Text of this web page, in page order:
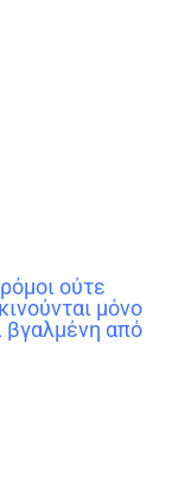
ούτε
μόνο
βγαλμένη από